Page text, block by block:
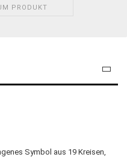
PRODUKT
Symbol aus 19 Kreisen,